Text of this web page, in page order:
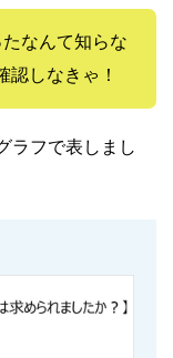
なんて知らな
認しなきゃ！
ラフで表しまし